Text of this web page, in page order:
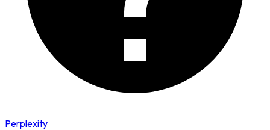
Perplexity